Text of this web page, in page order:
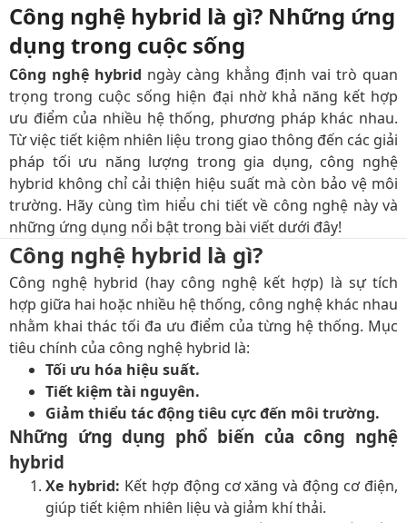
Công nghệ hybrid là gì? Những ứng
dụng trong cuộc sống
Công nghệ hybrid ngày càng khẳng định vai trò quan
trọng trong cuộc sống hiện đại nhờ khả năng kết hợp
ưu điểm của nhiều hệ thống, phương pháp khác nhau.
Từ việc tiết kiệm nhiên liệu trong giao thông đến các giải
pháp tối ưu năng lượng trong gia dụng, công nghệ
hybrid không chỉ cải thiện hiệu suất mà còn bảo vệ môi
trường. Hãy cùng tìm hiểu chi tiết về công nghệ này và
những ứng dụng nổi bật trong bài viết dưới đây!
Công nghệ hybrid là gì?
Công nghệ hybrid (hay công nghệ kết hợp) là sự tích
hợp giữa hai hoặc nhiều hệ thống, công nghệ khác nhau
nhằm khai thác tối đa ưu điểm của từng hệ thống. Mục
tiêu chính của công nghệ hybrid là:
Tối ưu hóa hiệu suất.
Tiết kiệm tài nguyên.
Giảm thiểu tác động tiêu cực đến môi trường.
Những ứng dụng phổ biến của công nghệ
hybrid
Xe hybrid: Kết hợp động cơ xăng và động cơ điện,
giúp tiết kiệm nhiên liệu và giảm khí thải.